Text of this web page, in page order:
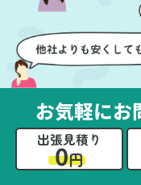
つ丁寧に対応して
けたのがありがた
です。家族それぞれ
要なものを確認し
進めることができ、
できました。さら
業終了後には部屋
清掃していただき
で新しい家のよう
お気軽にお
出張見積り
0円